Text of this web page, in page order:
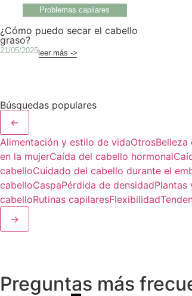
Problemas capilares
¿Cómo puedo secar el cabello
graso?
21/05/2025leer más ->
Búsquedas populares
←
Alimentación y estilo de vidaOtrosBelleza
en la mujerCaída del cabello hormonal
cabelloCuidado del cabello durante el
cabelloCaspaPérdida de densidadPlantas
cabelloRutinas capilaresFlexibilidad
→
Preguntas más